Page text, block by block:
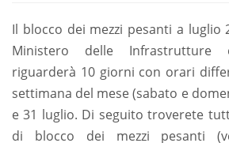
Il blocco dei mezzi pesanti a luglio
Ministero delle
riguarderà 10 giorni con orari
settimana del mese (sabato e
e 31 luglio. Di seguito troverete
di blocco dei mezzi pesanti